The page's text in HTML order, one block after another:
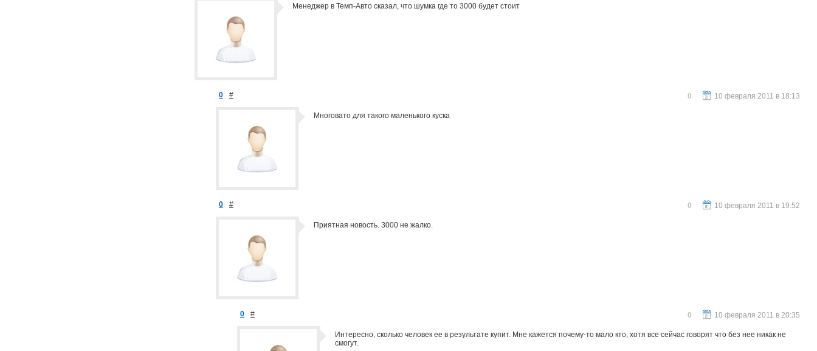
Менеджер в Темп-Авто сказал, что шумка где то 3000 будет стоит
0 # 10 февраля 2011 в 18:13
0
Многовато для такого маленького куска
0 # 10 февраля 2011 в 19:52
0
Приятная новость. 3000 не жалко.
0 # 10 февраля 2011 в 20:35
0
Интересно, сколько человек ее в результате купит. Мне кажется почему-то мало кто, хотя все сейчас говорят что без нее никак не
смогут.